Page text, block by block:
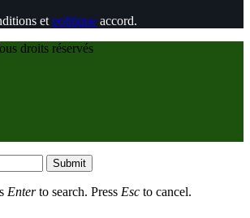
et politique accord.
droits réservés
Submit
Enterto search. Press Esc to cancel.